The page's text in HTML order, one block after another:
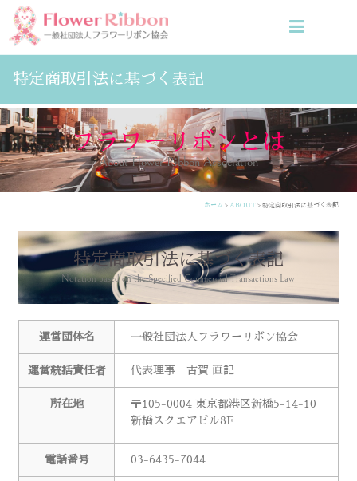
特定商取引法に基づく表記
フラワーリボンとは
About Flower Ribbon Association
ホーム > ABOUT> 特定商取引法に基づく表記
特定商取引法に基づく表記
Notation based on the Specified Commercial Transactions Law
運営団体名 一般社団法人フラワーリボン協会
運営統括責任者 代表理事 古賀 直記
所在地
〒105-0004 東京都港区新橋5-14-10
新橋スクエアビル8F
電話番号 03-6435-7044